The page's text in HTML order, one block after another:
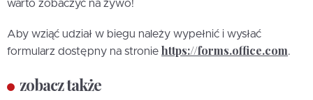
warto zobaczyć na żywo!
Aby wziąć udział w biegu należy wypełnić i wysłać
formularz dostępny na stronie https://forms.office.com.
zobacz także